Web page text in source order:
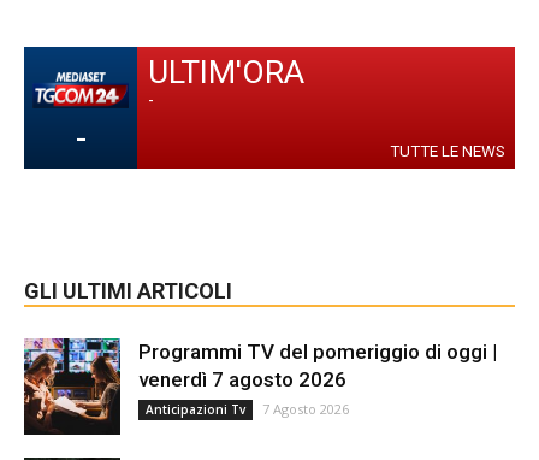
-
ULTIM'ORA
-
TUTTE LE NEWS
GLI ULTIMI ARTICOLI
Programmi TV del pomeriggio di oggi |
venerdì 7 agosto 2026
Anticipazioni Tv 7 Agosto 2026